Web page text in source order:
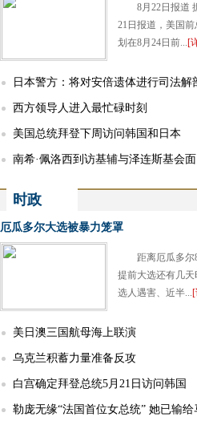
8月22日报道
21日报道，美国
划在8月24日前...[
日本警方：将对安倍遗体进行司法解
西方领导人进入最忙碌时刻
美国总统拜登下周访问韩国和日本
南希·佩洛西到访基辅与泽连斯基会面
时政
Current politics
厄瓜多尔大选被暴力笼罩
距离厄瓜多尔
提前大选还有几
选人遇害、近半...
美日澳三国航母海上联演
乌克兰积蓄力量准备反攻
白宫确定拜登总统5月21日访问韩国
勒庞无缘“法国首位女总统” 她已输给